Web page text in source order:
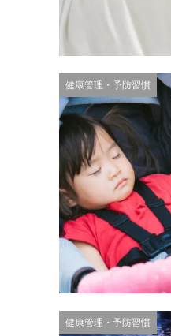
健康管理・予防習慣
健康管理・予防習慣